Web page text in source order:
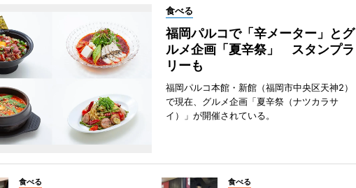
食べる
福岡パルコで「辛メーター」とグ
ルメ企画「夏辛祭」 スタンプラ
リーも
福岡パルコ本館・新館（福岡市中央区天神2）
で現在、グルメ企画「夏辛祭（ナツカラサ
イ）」が開催されている。
食べる 食べる